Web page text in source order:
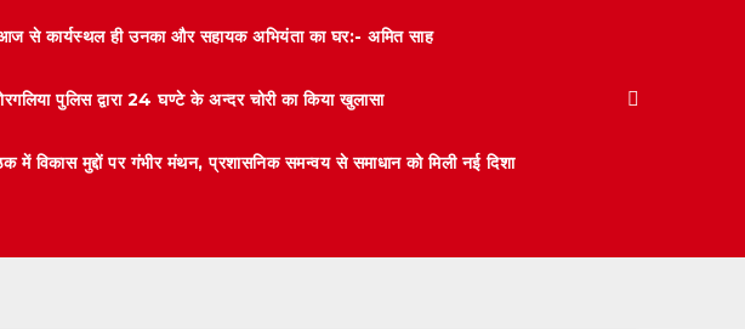
आज से कार्यस्थल ही उनका और सहायक अभियंता का घर:- अमित साह
पुलिस द्वारा 24 घण्टे के अन्दर चोरी का किया खुलासा
बैठक में विकास मुद्दों पर गंभीर मंथन, प्रशासनिक समन्वय से समाधान को मिली नई दिशा